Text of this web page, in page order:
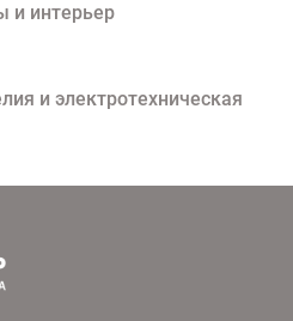
и интерьер
и электротехническая